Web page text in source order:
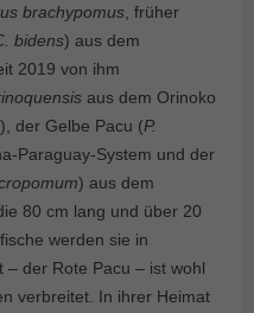
brachypomus , früher
bidens) aus dem
2019 von ihm
aus dem Orinoko
der Gelbe Pacu (P.
Paraguay-System und der
) aus dem
80 cm lang und über 20
werden sie in
– der Rote Pacu – ist wohl
verbreitet. In ihrer Heimat